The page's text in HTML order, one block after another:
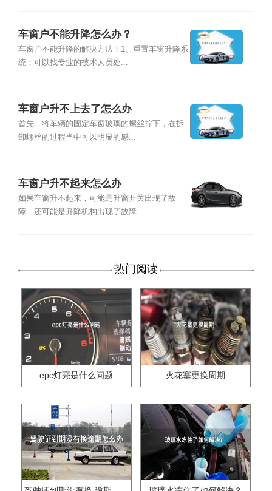
车窗户不能升降怎么办？
车窗户不能升降的解决方法：1、重置车窗升降系
统：可以找专业的技术人员处...
车窗户升不上去了怎么办
首先，将车辆的固定车窗玻璃的螺丝拧下，在拆
卸螺丝的过程当中可以明显的感...
车窗户升不起来怎么办
如果车窗升不起来，可能是升窗开关出现了故
障，还可能是升降机构出现了故障...
热门阅读
epc灯亮是什么问题 火花塞更换周期